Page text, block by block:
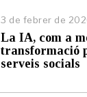
3 de febrer de
La IA, com a
transformació
serveis socials